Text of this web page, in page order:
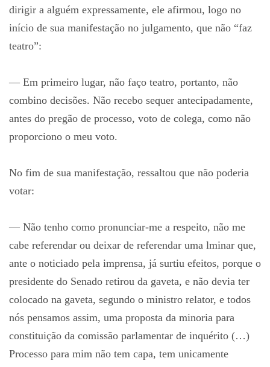
dirigir a alguém expressamente, ele afirmou, logo no
início de sua manifestação no julgamento, que não “faz
teatro”:
— Em primeiro lugar, não faço teatro, portanto, não
combino decisões. Não recebo sequer antecipadamente,
antes do pregão de processo, voto de colega, como não
proporciono o meu voto.
No fim de sua manifestação, ressaltou que não poderia
votar:
— Não tenho como pronunciar-me a respeito, não me
cabe referendar ou deixar de referendar uma lminar que,
ante o noticiado pela imprensa, já surtiu efeitos, porque o
presidente do Senado retirou da gaveta, e não devia ter
colocado na gaveta, segundo o ministro relator, e todos
nós pensamos assim, uma proposta da minoria para
constituição da comissão parlamentar de inquérito (…)
Processo para mim não tem capa, tem unicamente